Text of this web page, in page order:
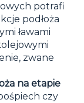
potrafi
podłoża
ławami
zwane
na etapie
czy